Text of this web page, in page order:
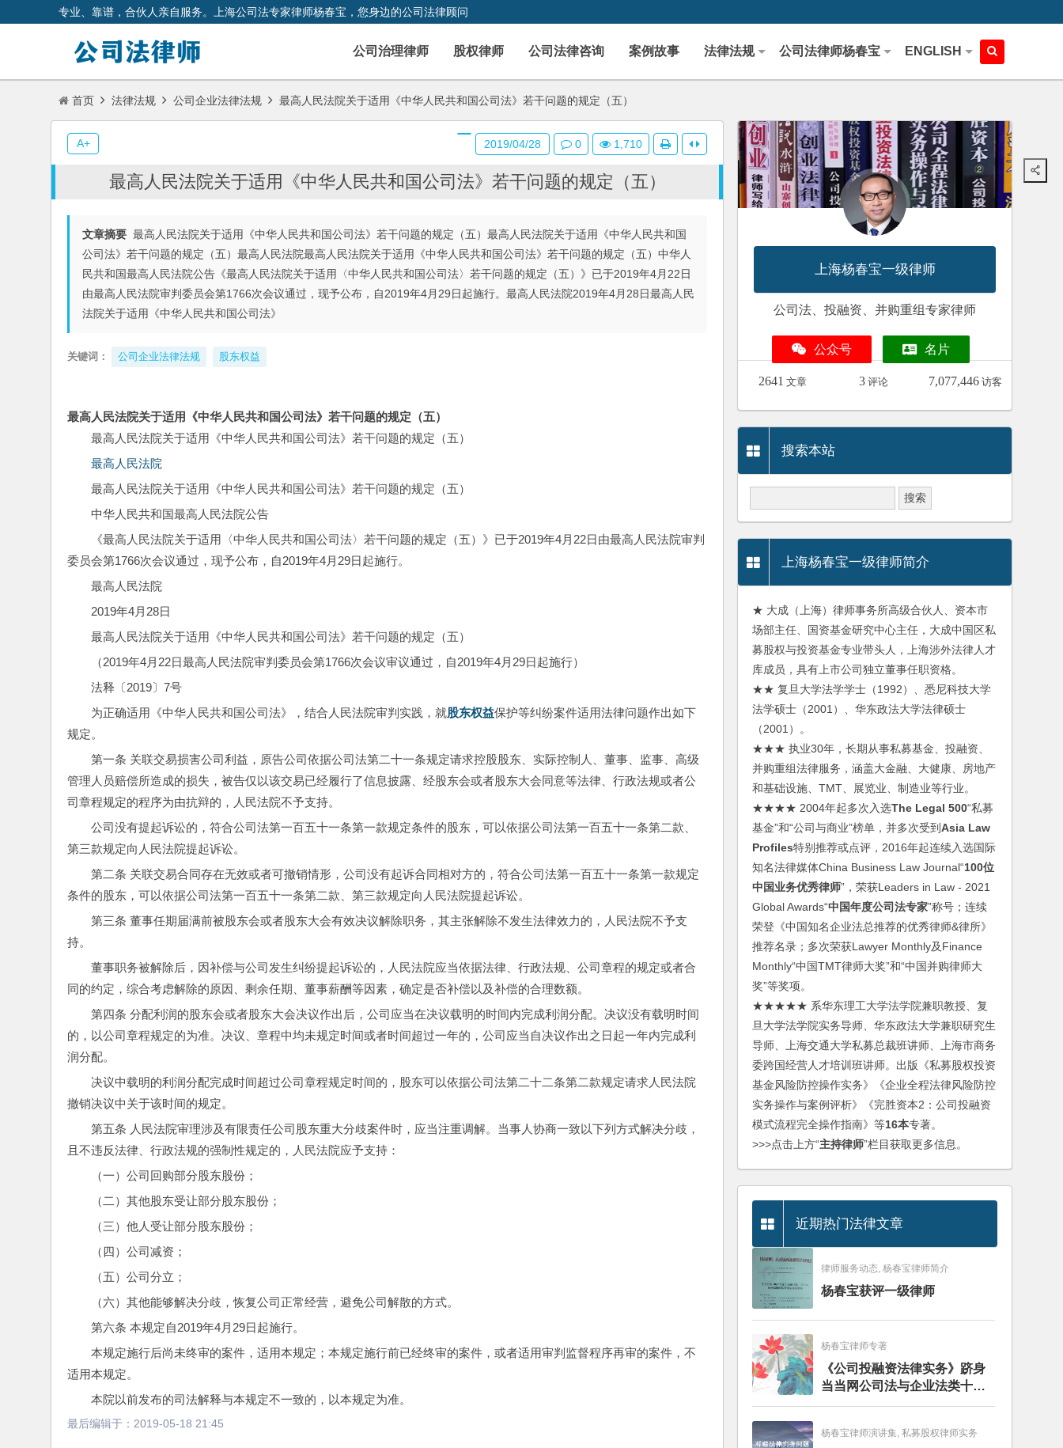
专业、靠谱，合伙人亲自服务。上海公司法专家律师杨春宝，您身边的公司法律顾问
公司治理律师 股权律师 公司法律咨询 案例故事 法律法规 公司法律师杨春宝 ENGLISH
首页 法律法规 公司企业法律法规 最高人民法院关于适用《中华人民共和国公司法》若干问题的规定（五）
最高人民法院关于适用《中华人民共和国公司法》若干问题的规定（五）
文章摘要 最高人民法院关于适用《中华人民共和国公司法》若干问题的规定（五）最高人民法院关于适用《中华人民共和国
公司法》若干问题的规定（五）最高人民法院最高人民法院关于适用《中华人民共和国公司法》若干问题的规定（五）中华人
民共和国最高人民法院公告《最高人民法院关于适用〈中华人民共和国公司法〉若干问题的规定（五）》已于2019年4月22日
由最高人民法院审判委员会第1766次会议通过，现予公布，自2019年4月29日起施行。最高人民法院2019年4月28日最高人民
法院关于适用《中华人民共和国公司法》
关键词： 公司企业法律法规 股东权益
最高人民法院关于适用《中华人民共和国公司法》若干问题的规定（五）
最高人民法院关于适用《中华人民共和国公司法》若干问题的规定（五）
最高人民法院
最高人民法院关于适用《中华人民共和国公司法》若干问题的规定（五）
中华人民共和国最高人民法院公告
《最高人民法院关于适用〈中华人民共和国公司法〉若干问题的规定（五）》已于2019年4月22日由最高人民法院审判
委员会第1766次会议通过，现予公布，自2019年4月29日起施行。
最高人民法院
2019年4月28日
最高人民法院关于适用《中华人民共和国公司法》若干问题的规定（五）
（2019年4月22日最高人民法院审判委员会第1766次会议审议通过，自2019年4月29日起施行）
法释〔2019〕7号
为正确适用《中华人民共和国公司法》，结合人民法院审判实践，就股东权益保护等纠纷案件适用法律问题作出如下
规定。
第一条 关联交易损害公司利益，原告公司依据公司法第二十一条规定请求控股股东、实际控制人、董事、监事、高级
管理人员赔偿所造成的损失，被告仅以该交易已经履行了信息披露、经股东会或者股东大会同意等法律、行政法规或者公
司章程规定的程序为由抗辩的，人民法院不予支持。
公司没有提起诉讼的，符合公司法第一百五十一条第一款规定条件的股东，可以依据公司法第一百五十一条第二款、
第三款规定向人民法院提起诉讼。
第二条 关联交易合同存在无效或者可撤销情形，公司没有起诉合同相对方的，符合公司法第一百五十一条第一款规定
条件的股东，可以依据公司法第一百五十一条第二款、第三款规定向人民法院提起诉讼。
第三条 董事任期届满前被股东会或者股东大会有效决议解除职务，其主张解除不发生法律效力的，人民法院不予支
持。
董事职务被解除后，因补偿与公司发生纠纷提起诉讼的，人民法院应当依据法律、行政法规、公司章程的规定或者合
同的约定，综合考虑解除的原因、剩余任期、董事薪酬等因素，确定是否补偿以及补偿的合理数额。
第四条 分配利润的股东会或者股东大会决议作出后，公司应当在决议载明的时间内完成利润分配。决议没有载明时间
的，以公司章程规定的为准。决议、章程中均未规定时间或者时间超过一年的，公司应当自决议作出之日起一年内完成利
润分配。
决议中载明的利润分配完成时间超过公司章程规定时间的，股东可以依据公司法第二十二条第二款规定请求人民法院
撤销决议中关于该时间的规定。
第五条 人民法院审理涉及有限责任公司股东重大分歧案件时，应当注重调解。当事人协商一致以下列方式解决分歧，
且不违反法律、行政法规的强制性规定的，人民法院应予支持：
（一）公司回购部分股东股份；
（二）其他股东受让部分股东股份；
（三）他人受让部分股东股份；
（四）公司减资；
（五）公司分立；
（六）其他能够解决分歧，恢复公司正常经营，避免公司解散的方式。
第六条 本规定自2019年4月29日起施行。
本规定施行后尚未终审的案件，适用本规定；本规定施行前已经终审的案件，或者适用审判监督程序再审的案件，不
适用本规定。
本院以前发布的司法解释与本规定不一致的，以本规定为准。
最后编辑于： 2019-05-18 21:45
2019/04/28 0 1,710
A+
上海杨春宝一级律师
公司法、投融资、并购重组专家律师
公众号 名片
2641 文章 3 评论 7,077,446 访客
搜索本站
上海杨春宝一级律师简介
★ 大成（上海）律师事务所高级合伙人、资本市
场部主任、国资基金研究中心主任，大成中国区私
募股权与投资基金专业带头人，上海涉外法律人才
库成员，具有上市公司独立董事任职资格。
★★ 复旦大学法学学士（1992）、悉尼科技大学
法学硕士（2001）、华东政法大学法律硕士
（2001）。
★★★ 执业30年，长期从事私募基金、投融资、
并购重组法律服务，涵盖大金融、大健康、房地产
和基础设施、TMT、展览业、制造业等行业。
★★★★ 2004年起多次入选The Legal 500“私募
基金”和“公司与商业”榜单，并多次受到Asia Law
Profiles特别推荐或点评，2016年起连续入选国际
知名法律媒体China Business Law Journal“100位
中国业务优秀律师”，荣获Leaders in Law - 2021
Global Awards“中国年度公司法专家”称号；连续
荣登《中国知名企业法总推荐的优秀律师&律所》
推荐名录；多次荣获Lawyer Monthly及Finance
Monthly“中国TMT律师大奖”和“中国并购律师大
奖”等奖项。
★★★★★ 系华东理工大学法学院兼职教授、复
旦大学法学院实务导师、华东政法大学兼职研究生
导师、上海交通大学私募总裁班讲师、上海市商务
委跨国经营人才培训班讲师。出版《私募股权投资
基金风险防控操作实务》《企业全程法律风险防控
实务操作与案例评析》《完胜资本2：公司投融资
模式流程完全操作指南》等16本专著。
>>>点击上方“主持律师”栏目获取更多信息。
近期热门法律文章
律师服务动态, 杨春宝律师简介
杨春宝获评一级律师
杨春宝律师专著
《公司投融资法律实务》跻身
当当网公司法与企业法类十大
畅销图书榜
杨春宝律师演讲集, 私募股权律师实务